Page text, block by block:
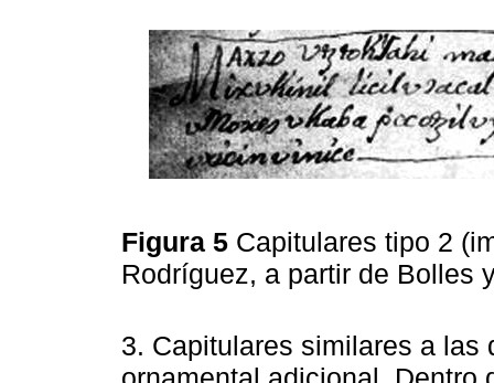
Figura 5 Capitulares tipo 2
Rodríguez, a partir de Bolles
3. Capitulares similares a las